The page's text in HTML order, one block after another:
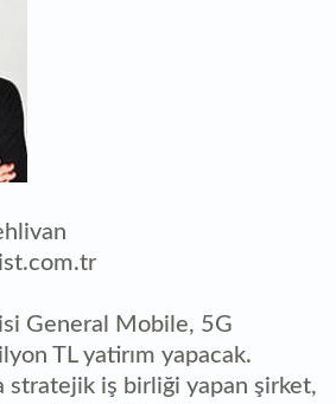
General Mobile, 5G
TL yatirım yapacak.
stratejik iş birliği yapan şirket,